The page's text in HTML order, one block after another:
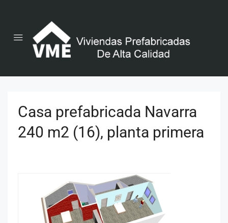
Casa prefabricada Navarra
240 m2 (16), planta primera